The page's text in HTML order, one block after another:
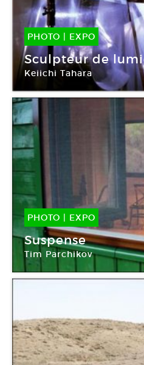
PHOTO | EXPO
10 Sep -02 Nov
Sculpteur de
Keiichi Tahara
Maison européenne de
PHOTO | EXPO
10 Sep -02 Nov
Suspense
Tim Parchikov
Maison européenne de